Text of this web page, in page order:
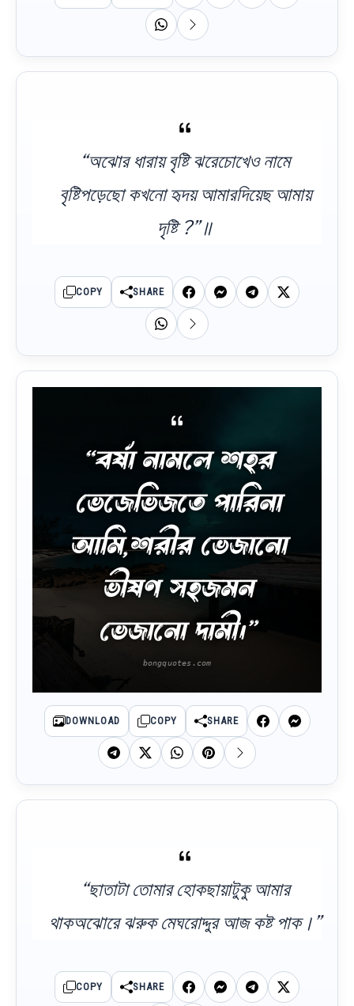
“অঝোর ধারায় বৃষ্টি ঝরেচোখেও নামে
বৃষ্টিপড়েছো কখনো হৃদয় আমারদিয়েছ আমায়
দৃষ্টি ?”॥
COPY SHARE
“বর্ষা নামলে শহর
ভেজেভিজতে পারিনা
আমি,শরীর ভেজানো
ভীষণ সহজমন
ভেজানো দামী।”
DOWNLOAD COPY SHARE
“ছাতাটা তোমার হোকছায়াটুকু আমার
থাকঅঝোরে ঝরুক মেঘরোদ্দুর আজ কষ্ট পাক।”
COPY SHARE